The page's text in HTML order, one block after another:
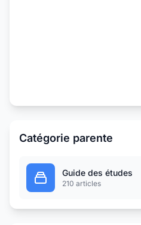
Catégorie parente
Guide des études
210 articles